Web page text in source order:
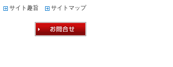
サイト趣旨 サイトマップ